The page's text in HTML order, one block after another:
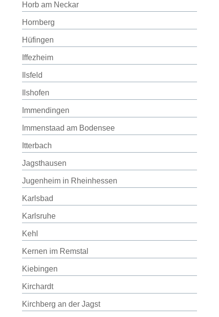
Horb am Neckar
Hornberg
Hüfingen
Iffezheim
Ilsfeld
Ilshofen
Immendingen
Immenstaad am Bodensee
Itterbach
Jagsthausen
Jugenheim in Rheinhessen
Karlsbad
Karlsruhe
Kehl
Kernen im Remstal
Kiebingen
Kirchardt
Kirchberg an der Jagst